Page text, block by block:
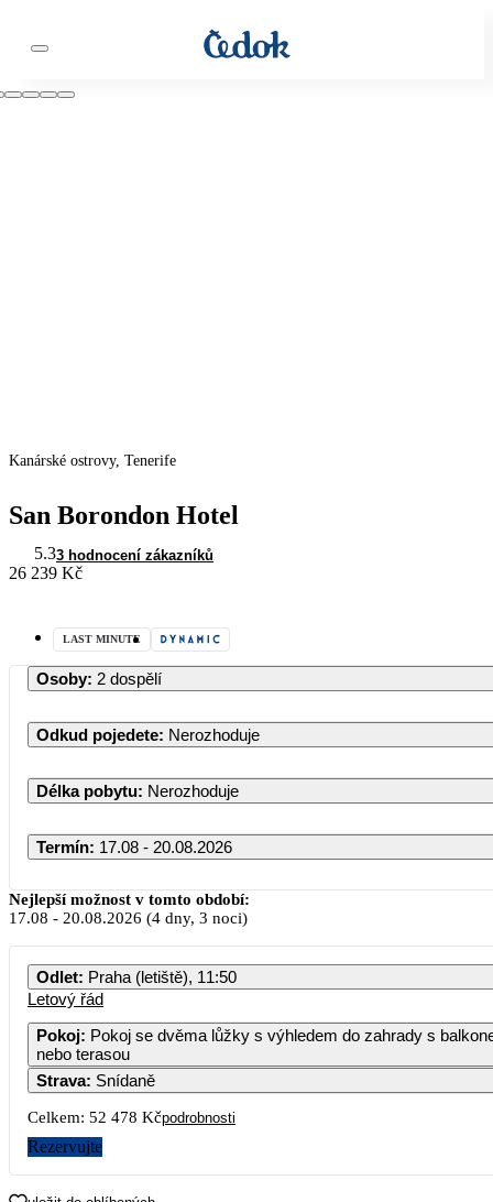
Kanárské ostrovy, Tenerife
San Borondon Hotel
5.33 hodnocení zákazníků
26 239 Kč
LAST MINUTE
Osoby: 2 dospělí
Odkud pojedete: Nerozhoduje
Délka pobytu: Nerozhoduje
Termín: 17.08 - 20.08.2026
Srpen 2026
PO ÚT ST ČT PÁ SO
3 4 5 6 7 8 9
10 11
17
26 239
18 19 20 21 22
Nejlepší možnost v tomto období:
17.08 - 20.08.2026 (4 dny, 3 noci)
Odlet: Praha (letiště), 11:50
Letový řád
Pokoj: Pokoj se dvěma lůžky s výhledem do zahrady s balkonem
nebo terasou
Strava: Snídaně
Celkem: 52 478 Kčpodrobnosti
Rezervujte